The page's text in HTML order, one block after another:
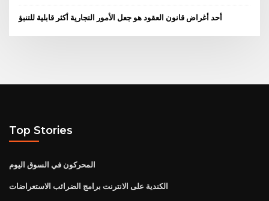
أحد أغراض قانون العقود هو جعل الأمور التجارية أكثر قابلية للتنبؤ
Top Stories
المحركون في السوق اليوم
الكندية على الانترنت برامج الضرائب الاستعراضات